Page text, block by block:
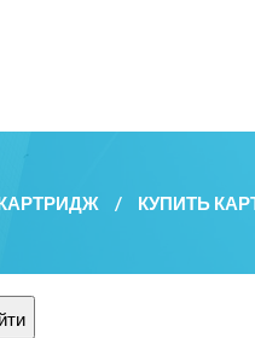
/ КУПИТЬ